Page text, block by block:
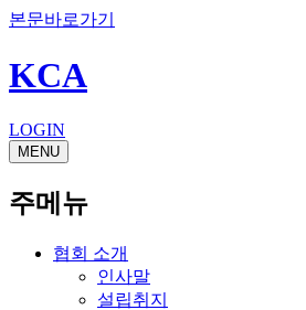
본문바로가기
KCA
LOGIN
MENU
주메뉴
협회 소개
인사말
설립취지